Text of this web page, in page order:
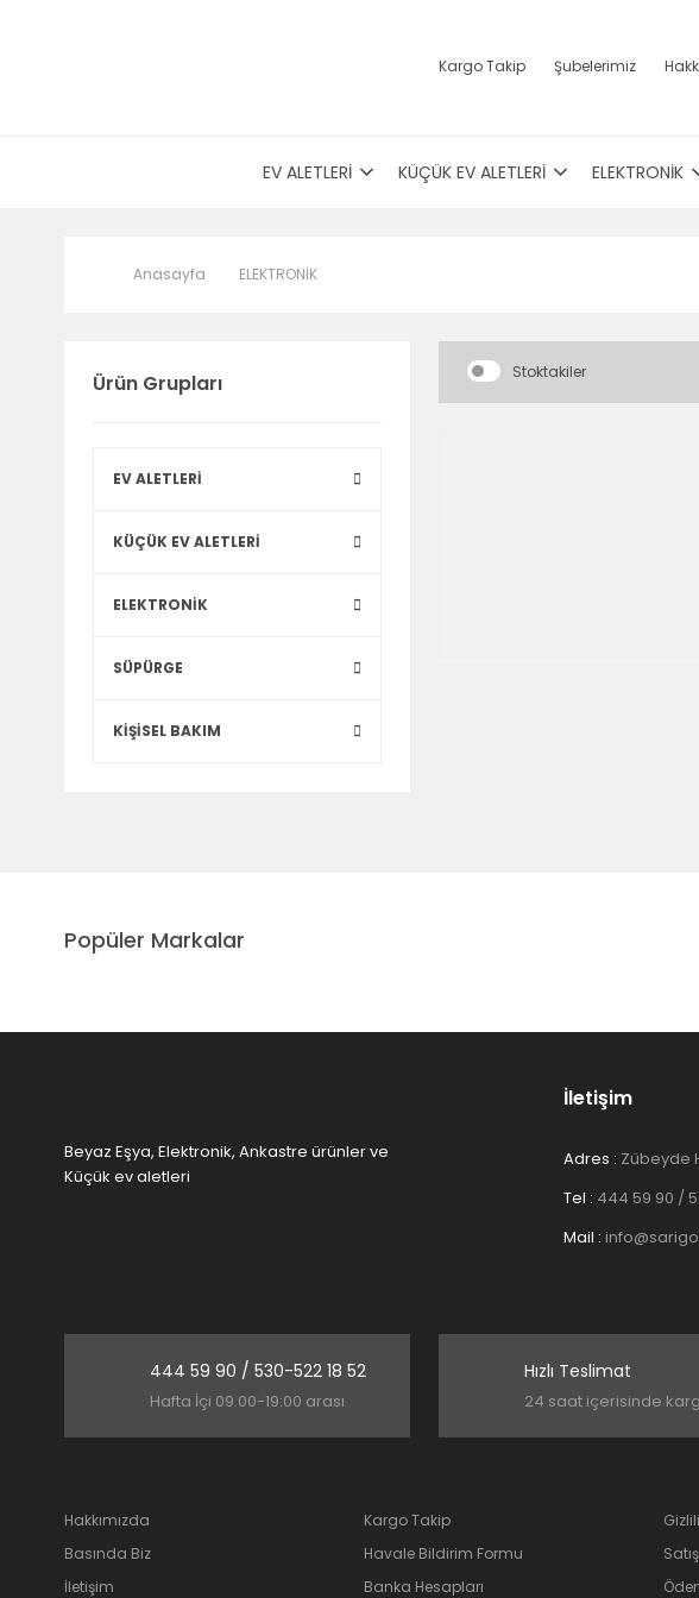
Kargo Takip Şubelerimiz
EV ALETLERİ KÜÇÜK EV ALETLERİ ELEKTRONİK
Anasayfa ELEKTRONİK
Ürün Grupları
EV ALETLERİ
KÜÇÜK EV ALETLERİ
ELEKTRONİK
SÜPÜRGE
KİŞİSEL BAKIM
Stoktakiler
Popüler Markalar
Beyaz Eşya, Elektronik, Ankastre ürünler ve
Küçük ev aletleri
İletişim
Adres : Zübeyde
Tel : 444 59 90 /
Mail :
444 59 90 / 530-522 18 52
Hafta İçi 09.00-19:00 arası
Hızlı Teslimat
24 saat içerisinde
Hakkımızda
Basında Biz
İletişim
Kargo Takip
Havale Bildirim Formu
Banka Hesapları